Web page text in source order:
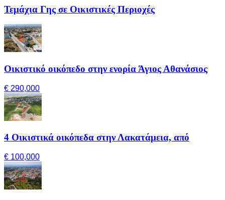
Τεμάχια Γης σε Οικιστικές Περιοχές
Οικιστικό οικόπεδο στην ενορία Άγιος Αθανάσιος
€ 290,000
4 Οικιστικά οικόπεδα στην Λακατάμεια, από
€ 100,000